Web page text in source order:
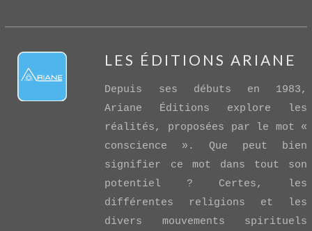
LES ÉDITIONS ARIANE
Depuis ses débuts en 1983,
Ariane Éditions explore les
réalités, proposées par le mot «
conscience ». Que peut bien
signifier ce mot dans tout son
potentiel ? Certes, les
différentes religions et les
divers mouvements spirituels